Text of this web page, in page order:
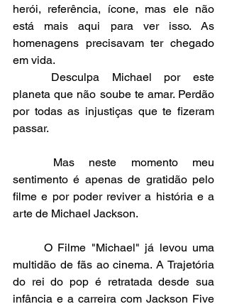
herói, referência, ícone, mas ele não
está mais aqui para ver isso. As
homenagens precisavam ter chegado
em vida.
planeta que não soube te amar. Perdão
por todas as injustiças que te fizeram
passar.
sentimento é apenas de gratidão pelo
filme e por poder reviver a história e a
arte de Michael Jackson.
multidão de fãs ao cinema. A Trajetória
do rei do pop é retratada desde sua
infância e a carreira com Jackson Five